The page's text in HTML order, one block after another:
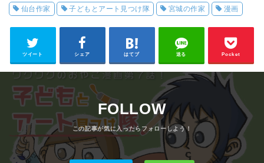
仙台作家 子どもとアート見つけ隊 宮城の作家 漫画
ツイート シェア はてブ 送る Pocket
FOLLOW